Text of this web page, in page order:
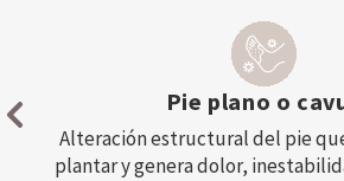
Juanetes (hallux
Deformidad del pie que
progresiva del dedo gordo,